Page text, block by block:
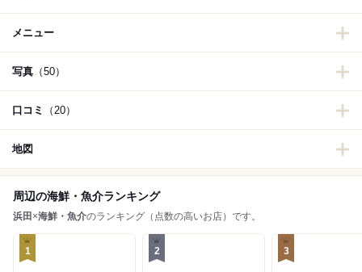
メニュー
写真 （50）
口コミ （20）
地図
周辺の海鮮・魚介ランキング
浜田 ×海鮮・魚介のランキング（点数の高いお店）です。
1 2 3